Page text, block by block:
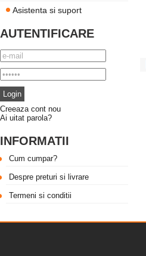
Asistenta si suport
AUTENTIFICARE
Creeaza cont nou
Ai uitat parola?
INFORMATII
Cum cumpar?
Despre preturi si livrare
Termeni si conditii